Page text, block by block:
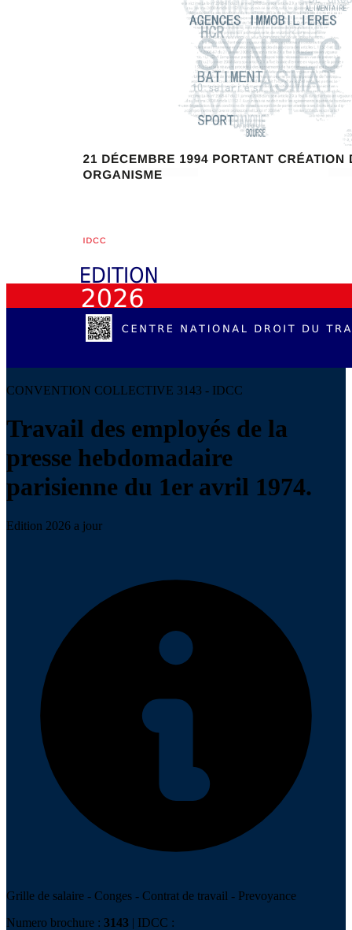
CONVENTION COLLECTIVE 3143 - IDCC
Travail des employés de la
presse hebdomadaire
parisienne du 1er avril 1974.
Edition 2026 a jour
Grille de salaire - Conges - Contrat de travail - Prevoyance
Numero brochure : 3143 | IDCC :